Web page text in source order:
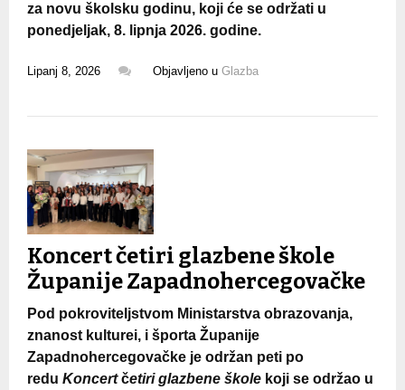
za novu školsku godinu, koji će se održati u
ponedjeljak, 8. lipnja 2026. godine.
Lipanj 8, 2026 Objavljeno u Glazba
Koncert četiri glazbene škole
Županije Zapadnohercegovačke
Pod pokroviteljstvom Ministarstva obrazovanja,
znanost kulturei, i športa Županije
Zapadnohercegovačke je održan peti po
redu Koncertčetiri glazbene škole koji se održao u